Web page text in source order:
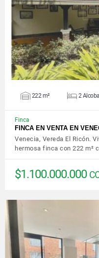
222 m² 2
Finca
FINCA EN VENTA EN
Venecia, Vereda El Ricón.
hermosa finca con 222 m²
$1.100.000.000